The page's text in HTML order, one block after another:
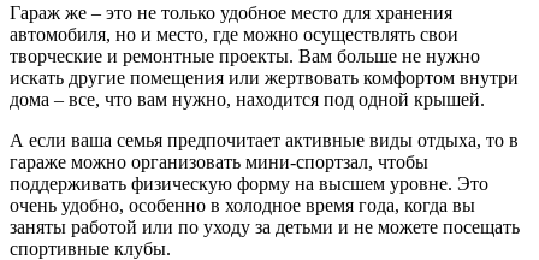
Гараж же – это не только удобное место для хранения
автомобиля, но и место, где можно осуществлять свои
творческие и ремонтные проекты. Вам больше не нужно
искать другие помещения или жертвовать комфортом внутри
дома – все, что вам нужно, находится под одной крышей.
А если ваша семья предпочитает активные виды отдыха, то в
гараже можно организовать мини-спортзал, чтобы
поддерживать физическую форму на высшем уровне. Это
очень удобно, особенно в холодное время года, когда вы
заняты работой или по уходу за детьми и не можете посещать
спортивные клубы.